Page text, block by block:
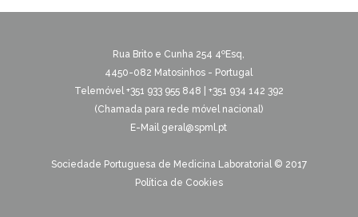
Rua Brito e Cunha 254 4ºEsq,
4450-082 Matosinhos - Portugal
Telemóvel +351 933 955 848 | +351 934 142 392
(Chamada para rede móvel nacional)
E-Mail geral@spml.pt
Sociedade Portuguesa de Medicina Laboratorial © 2017
Política de Cookies